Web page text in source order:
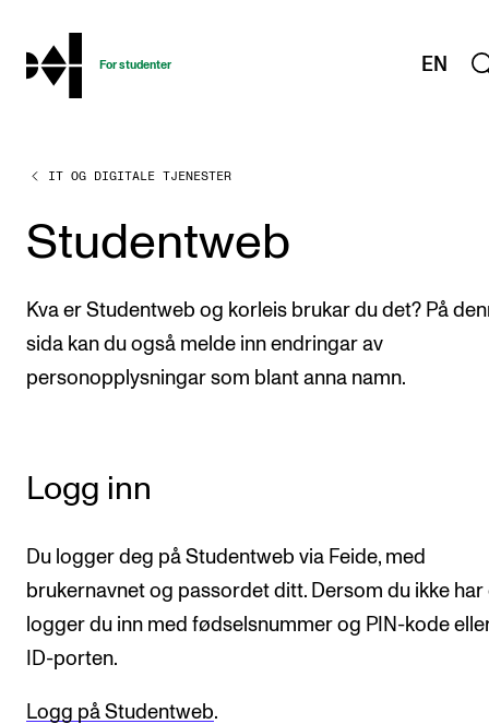
hjem
For studenter EN
STUDIENE
Eksamen, arbeidskrav og vitnemål
Studieplaner og emner
Studiekalender
Tilrettelegging og fritak
Timeplaner og undervisning
Plakat, program og markedsføring
Offentlige konserter
IT OG DIGITALE TJENESTER
Studentweb
Kva er Studentweb og korleis brukar du det? På
sida kan du også melde inn endringar av
personopplysningar som blant anna namn.
Logg inn
Du logger deg på Studentweb via Feide, med
brukernavnet og passordet ditt. Dersom du ikke har
logger du inn med fødselsnummer og PIN-kode
ID-porten.
Logg på Studentweb.